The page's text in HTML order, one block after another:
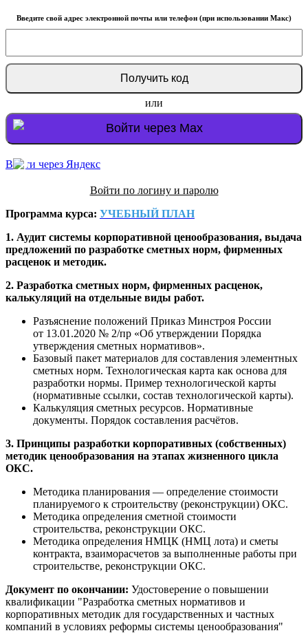
Введите свой адрес электронной почты или телефон (при использовании Макс)
или
Войти через Max
Войти через Яндекс
Войти по логину и паролю
Программа курса: УЧЕБНЫЙ ПЛАН
1. Аудит системы корпоративной ценообразования, выдача
предложений по разработке сметных норм, фирменных
расценок и методик.
2. Разработка сметных норм, фирменных расценок,
калькуляций на отдельные виды работ.
Разъяснение положений Приказ Минстроя России
от 13.01.2020 № 2/пр «Об утверждении Порядка
утверждения сметных нормативов».
Базовый пакет материалов для составления элементных
сметных норм. Технологическая карта как основа для
разработки нормы. Пример технологической карты
(нормативные ссылки, состав технологической карты).
Калькуляция сметных ресурсов. Нормативные
документы. Порядок составления расчётов.
3. Принципы разработки корпоративных (собственных)
методик ценообразования на этапах жизненного цикла
ОКС.
Методика планирования — определение стоимости
планируемого к строительству (реконструкции) ОКС.
Методика определения сметной стоимости
строительства, реконструкции ОКС.
Методика определения НМЦК (НМЦ лота) и сметы
контракта, взаиморасчетов за выполненные работы при
строительстве, реконструкции ОКС.
Документ по окончании: Удостоверение о повышении
квалификации "Разработка сметных нормативов и
корпоративных методик для государственных и частных
компаний в условиях реформы системы ценообразования"